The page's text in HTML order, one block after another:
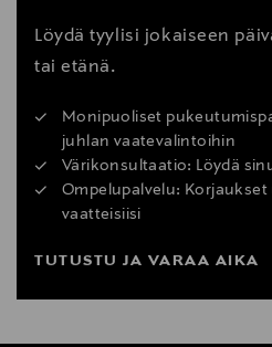
Löydä tyylisi jokaiseen
tai etänä.
Monipuoliset
juhlan vaatevalintoihin
Värikonsultaatio: Löydä
Ompelupalvelu:
vaatteisiisi
TUTUSTU JA VARAA AIKA